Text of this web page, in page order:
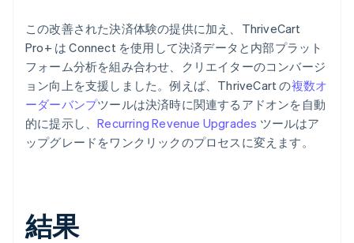
この改善された決済体験の提供に加え、ThriveCart
Pro+ は Connect を使用して決済データと内部プラット
フォーム分析を組み合わせ、クリエイターのコンバージ
ョン向上を支援しました。例えば、ThriveCart の複数オ
ーダーバンプツールは決済時に関連するアドオンを自動
的に提示し、Recurring Revenue Upgrades ツールはア
ップグレードをワンクリックのプロセスに変えます。
結果